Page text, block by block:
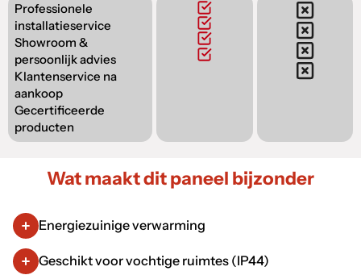
Professionele
installatieservice
Showroom &
persoonlijk advies
Klantenservice na
aankoop
Gecertificeerde
producten
Wat maakt dit paneel bijzonder
Energiezuinige verwarming
Geschikt voor vochtige ruimtes (IP44)